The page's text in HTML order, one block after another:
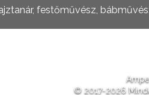
festőművész,
© 2017-2026